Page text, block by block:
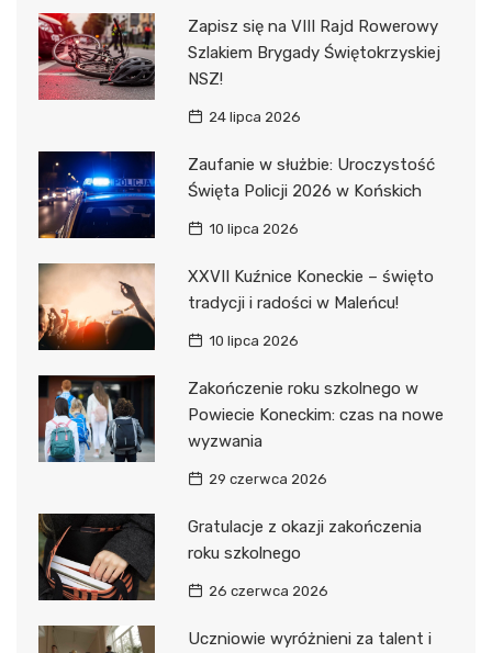
Zapisz się na VIII Rajd Rowerowy
Szlakiem Brygady Świętokrzyskiej
NSZ!
24 lipca 2026
Zaufanie w służbie: Uroczystość
Święta Policji 2026 w Końskich
10 lipca 2026
XXVII Kuźnice Koneckie – święto
tradycji i radości w Maleńcu!
10 lipca 2026
Zakończenie roku szkolnego w
Powiecie Koneckim: czas na nowe
wyzwania
29 czerwca 2026
Gratulacje z okazji zakończenia
roku szkolnego
26 czerwca 2026
Uczniowie wyróżnieni za talent i